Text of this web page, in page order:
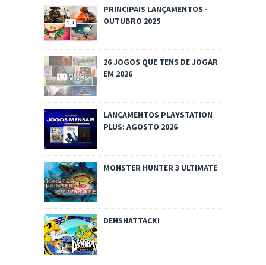
PRINCIPAIS LANÇAMENTOS -
OUTUBRO 2025
26 JOGOS QUE TENS DE JOGAR
EM 2026
LANÇAMENTOS PLAYSTATION
PLUS: AGOSTO 2026
MONSTER HUNTER 3 ULTIMATE
DENSHATTACK!